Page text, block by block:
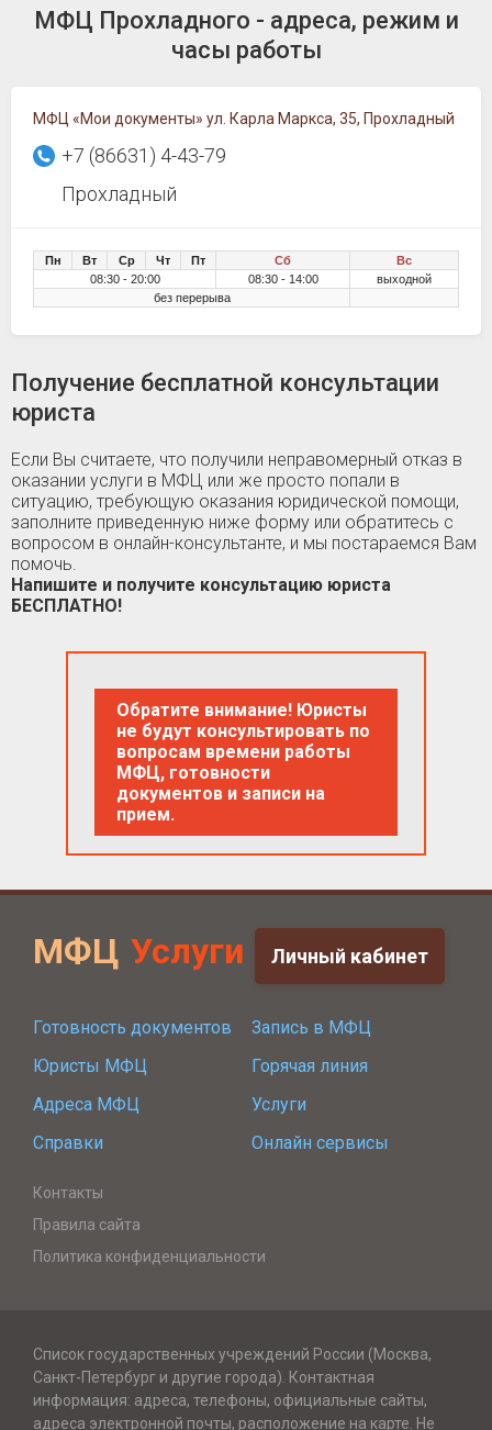
МФЦ Прохладного - адреса, режим и
часы работы
МФЦ «Мои документы» ул. Карла Маркса, 35, Прохладный
+7 (86631) 4-43-79
Прохладный
Пн Вт Ср Чт Пт Сб
Вс
08:30 - 20:00
08:30 - 14:00
выходной
без перерыва
Получение бесплатной консультации
юриста
Если Вы считаете, что получили неправомерный отказ в
оказании услуги в МФЦ или же просто попали в
ситуацию, требующую оказания юридической помощи,
заполните приведенную ниже форму или обратитесь с
вопросом в онлайн-консультанте, и мы постараемся Вам
помочь.
Напишите и получите консультацию юриста
БЕСПЛАТНО!
Обратите внимание! Юристы
не будут консультировать по
вопросам времени работы
МФЦ, готовности
документов и записи на
прием.
МФЦ Услуги Личный кабинет
Готовность документов
Запись в МФЦ
Юристы МФЦ
Горячая линия
Адреса МФЦ
Услуги
Справки
Онлайн сервисы
Контакты
Правила сайта
Политика конфиденциальности
Список государственных учреждений России (Москва,
Санкт-Петербург и другие города). Контактная
информация: адреса, телефоны, официальные сайты,
адреса электронной почты, расположение на карте. Не